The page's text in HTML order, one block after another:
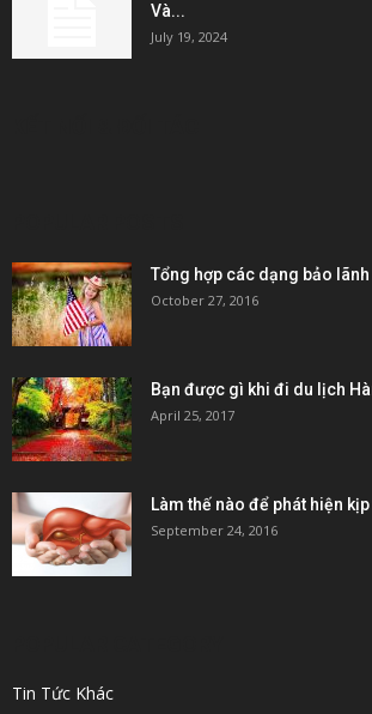
Và...
July 19, 2024
Tổng hợp các dạng bảo
October 27, 2016
Bạn được gì khi đi du lịch
April 25, 2017
Làm thế nào để phát hiện
September 24, 2016
Tin Tức Khác